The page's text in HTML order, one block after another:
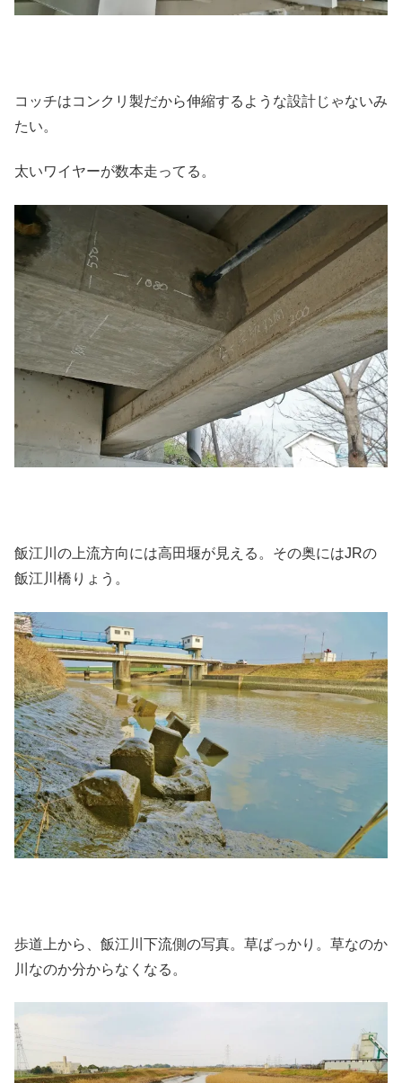
コッチはコンクリ製だから伸縮するような設計じゃないみ
たい。
太いワイヤーが数本走ってる。
飯江川の上流方向には高田堰が見える。その奥にはJRの
飯江川橋りょう。
歩道上から、飯江川下流側の写真。草ばっかり。草なのか
川なのか分からなくなる。